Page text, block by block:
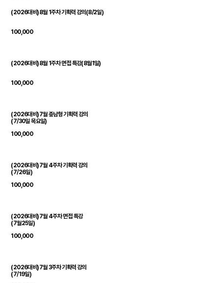
(2026대비)8월 1주차 기획력 강의(8/2일)
100,000
(2026대비)8월 1주차 면접 특강(8월1일)
100,000
(2026대비)7월 충남형 기획력 강의
(7/30일 목요일)
100,000
(2026대비)7월 4주차 기획력 강의
(7/26일)
100,000
(2026대비)7월 4주차 면접 특강
(7월25일)
100,000
(2026대비)7월 3주차 기획력 강의
(7/19일)